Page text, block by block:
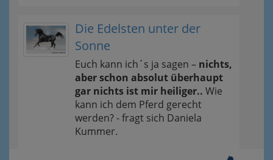
Die Edelsten unter der
Sonne
Euch kann ich´s ja sagen – nichts,
aber schon absolut überhaupt
gar nichts ist mir heiliger.. Wie
kann ich dem Pferd gerecht
werden? - fragt sich Daniela
Kummer.